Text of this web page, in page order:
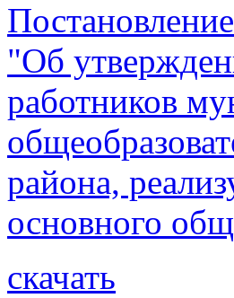
"Об
работников
района,
основного
скачать